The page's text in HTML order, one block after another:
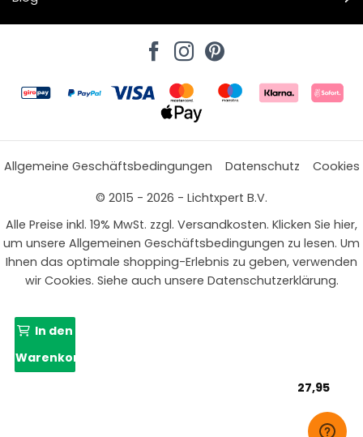
Allgemeine Geschäftsbedingungen Datenschutz
Cookies
© 2015 - 2026 - Lichtxpert B.V.
Alle Preise inkl. 19% MwSt. zzgl. Versandkosten. Klicken Sie hier,
um unsere Allgemeinen Geschäftsbedingungen zu lesen. Um
Ihnen das optimale shopping-Erlebnis zu geben, verwenden
wir Cookies. Siehe auch unsere Datenschutzerklärung.
27,95
In den
Warenkorb